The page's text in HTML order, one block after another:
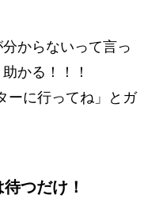
からないって言っ
かる！！！
に行ってね」とガ
つだけ！